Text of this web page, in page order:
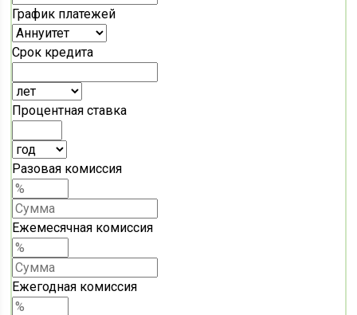
График платежей
Срок кредита
Процентная ставка
Разовая комиссия
Ежемесячная комиссия
Ежегодная комиссия